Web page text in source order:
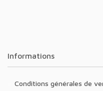
Informations
Conditions générales de